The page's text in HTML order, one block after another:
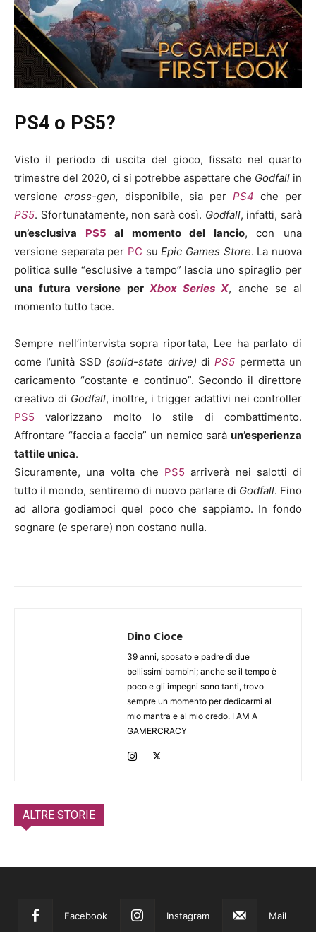
PS4 o PS5?
Visto il periodo di uscita del gioco, fissato nel quarto
trimestre del 2020, ci si potrebbe aspettare che Godfall in
versione cross-gen, disponibile, sia per PS4 che per
PS5. Sfortunatamente, non sarà così. Godfall, infatti, sarà
un’esclusiva PS5 al momento del lancio, con una
versione separata per PC suEpic Games Store. La nuova
politica sulle “esclusive a tempo” lascia uno spiraglio per
una futura versione per Xbox Series X, anche se al
momento tutto tace.
Sempre nell’intervista sopra riportata, Lee ha parlato di
come l’unità SSD (solid-state drive) diPS5 permetta un
caricamento “costante e continuo”. Secondo il direttore
creativo di Godfall, inoltre, i trigger adattivi nei controller
PS5 valorizzano molto lo stile di combattimento.
Affrontare “faccia a faccia” un nemico sarà un’esperienza
tattile unica.
Sicuramente, una volta che PS5 arriverà nei salotti di
tutto il mondo, sentiremo di nuovo parlare di Godfall. Fino
ad allora godiamoci quel poco che sappiamo. In fondo
sognare (e sperare) non costano nulla.
Dino Cioce
39 anni, sposato e padre di due
bellissimi bambini; anche se il tempo è
poco e gli impegni sono tanti, trovo
sempre un momento per dedicarmi al
mio mantra e al mio credo. I AM A
GAMERCRACY
ALTRE STORIE
Facebook Instagram Mail